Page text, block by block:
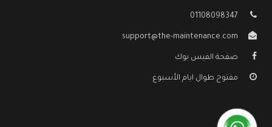
01108098347
support@the-maintenance.com
صفحة الفيس بوك
مفتوح طوال ايام الأسبوع